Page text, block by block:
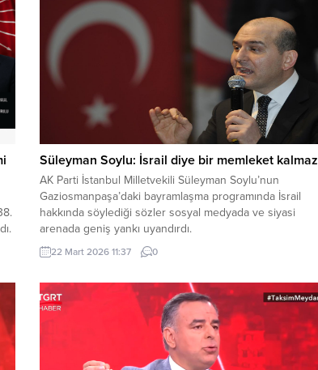
Süleyman Soylu: İsrail diye bir memleket kalmaz
AK Parti İstanbul Milletvekili Süleyman Soylu’nun
Gaziosmanpaşa’daki bayramlaşma programında İsrail
hakkında söylediği sözler sosyal medyada ve siyasi
arenada geniş yankı uyandırdı.
22 Mart 2026 11:37 0